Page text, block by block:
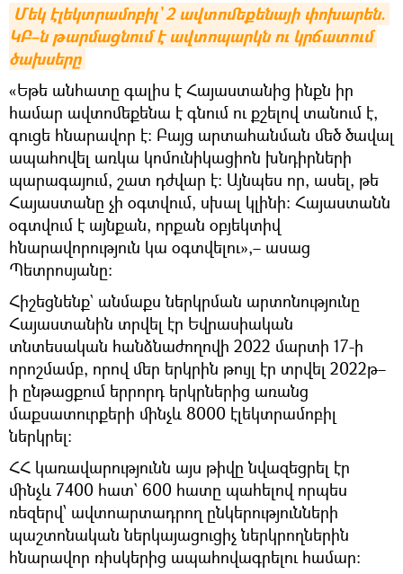
Մեկ էլեկտրամոբիլ` 2 ավտոմեքենայի փոխարեն.
ԿԲ–ն թարմացնում է ավտոպարկն ու կրճատում
ծախսերը
«Եթե անհատը գալիս է Հայաստանից ինքն իր
համար ավտոմեքենա է գնում ու քշելով տանում է,
գուցե հնարավոր է։ Բայց արտահանման մեծ ծավալ
ապահովել առկա կոմունիկացիոն խնդիրների
պարագայում, շատ դժվար է։ Այնպես որ, ասել, թե
Հայաստանը չի օգտվում, սխալ կլինի։ Հայաստանն
օգտվում է այնքան, որքան օբյեկտիվ
հնարավորություն կա օգտվելու»,– ասաց
Պետրոսյանը։
Հիշեցնենք` անմաքս ներկրման արտոնությունը
Հայաստանին տրվել էր Եվրասիական
տնտեսական հանձնաժողովի 2022 մարտի 17-ի
որոշմամբ, որով մեր երկրին թույլ էր տրվել 2022թ–
ի ընթացքում երրորդ երկրներից առանց
մաքսատուրքերի մինչև 8000 էլեկտրամոբիլ
ներկրել։
ՀՀ կառավարությունն այս թիվը նվազեցրել էր
մինչև 7400 հատ` 600 հատը պահելով որպես
ռեզերվ՝ ավտոարտադրող ընկերությունների
պաշտոնական ներկայացուցիչ ներկրողներին
հնարավոր ռիսկերից ապահովագրելու համար։